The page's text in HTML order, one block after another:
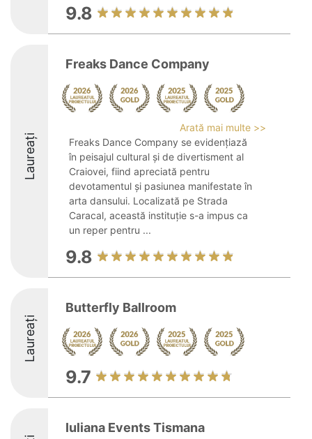
9.8
Laureați
Freaks Dance Company
Arată mai multe >>
Freaks Dance Company se evidențiază
în peisajul cultural și de divertisment al
Craiovei, fiind apreciată pentru
devotamentul și pasiunea manifestate în
arta dansului. Localizată pe Strada
Caracal, această instituție s-a impus ca
un reper pentru ...
9.8
Laureați
Butterfly Ballroom
9.7
Iuliana Events Tismana